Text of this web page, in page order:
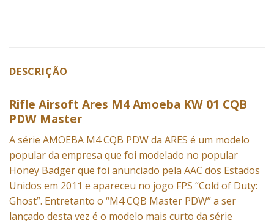
DESCRIÇÃO
Rifle Airsoft Ares M4 Amoeba KW 01 CQB
PDW Master
A série AMOEBA M4 CQB PDW da ARES é um modelo
popular da empresa que foi modelado no popular
Honey Badger que foi anunciado pela AAC dos Estados
Unidos em 2011 e apareceu no jogo FPS “Cold of Duty:
Ghost”. Entretanto o “M4 CQB Master PDW” a ser
lançado desta vez é o modelo mais curto da série